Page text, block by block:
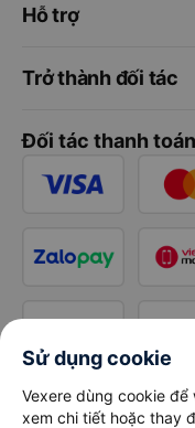
Hỗ trợ
Trở thành đối tác
Đối tác thanh toán
Sử dụng cookie
Vexere dùng cookie
xem chi tiết hoặc thay